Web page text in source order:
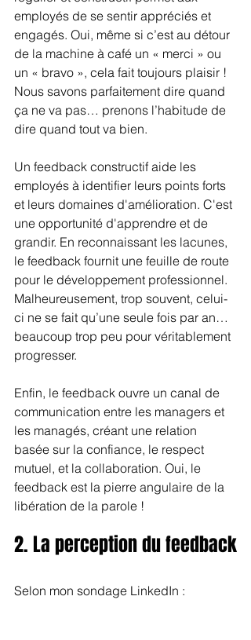
employés de se sentir appréciés et
engagés. Oui, même si c’est au détour
de la machine à café un « merci » ou
un « bravo », cela fait toujours plaisir !
Nous savons parfaitement dire quand
ça ne va pas… prenons l’habitude de
dire quand tout va bien.
Un feedback constructif aide les
employés à identifier leurs points forts
et leurs domaines d'amélioration. C'est
une opportunité d'apprendre et de
grandir. En reconnaissant les lacunes,
le feedback fournit une feuille de route
pour le développement professionnel.
Malheureusement, trop souvent, celui-
ci ne se fait qu’une seule fois par an…
beaucoup trop peu pour véritablement
progresser.
Enfin, le feedback ouvre un canal de
communication entre les managers et
les managés, créant une relation
basée sur la confiance, le respect
mutuel, et la collaboration. Oui, le
feedback est la pierre angulaire de la
libération de la parole !
2. La perception du feedback
Selon mon sondage LinkedIn :